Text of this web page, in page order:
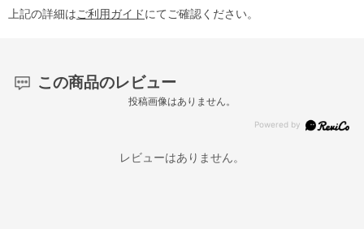
上記の詳細はご利用ガイドにてご確認ください。
この商品のレビュー
投稿画像はありません。
レビューはありません。